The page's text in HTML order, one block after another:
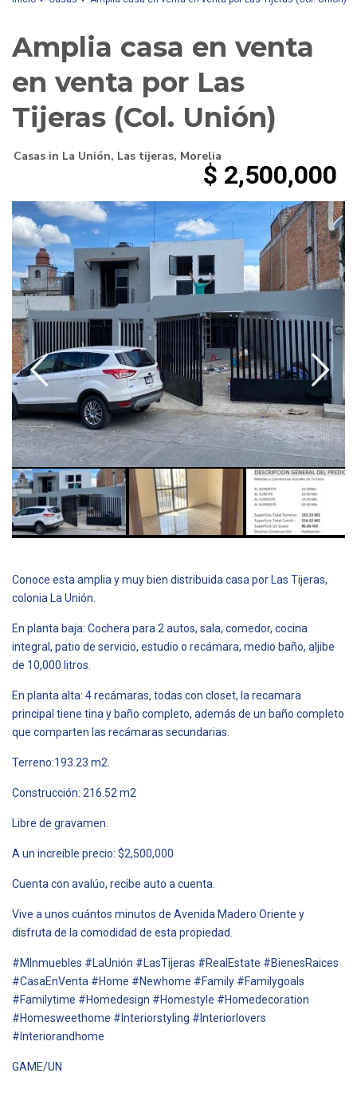
Amplia casa en venta
en venta por Las
Tijeras (Col. Unión)
Casas in La Unión, Las tijeras, Morelia
$ 2,500,000
Conoce esta amplia y muy bien distribuida casa por Las Tijeras,
colonia La Unión.
En planta baja: Cochera para 2 autos, sala, comedor, cocina
integral, patio de servicio, estudio o recámara, medio baño, aljibe
de 10,000 litros.
En planta alta: 4 recámaras, todas con closet, la recamara
principal tiene tina y baño completo, además de un baño completo
que comparten las recámaras secundarias.
Terreno:193.23 m2.
Construcción: 216.52 m2
Libre de gravamen.
A un increíble precio: $2,500,000
Cuenta con avalúo, recibe auto a cuenta.
Vive a unos cuántos minutos de Avenida Madero Oriente y
disfruta de la comodidad de esta propiedad.
#MInmuebles #LaUnión #LasTijeras #RealEstate #BienesRaices
#CasaEnVenta #Home #Newhome #Family #Familygoals
#Familytime #Homedesign #Homestyle #Homedecoration
#Homesweethome #Interiorstyling #Interiorlovers
#Interiorandhome
GAME/UN